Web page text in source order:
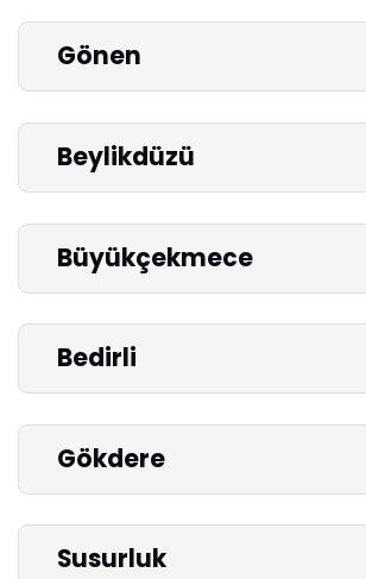
Gönen
Beylikdüzü
Büyükçekmece
Bedirli
Gökdere
Susurluk